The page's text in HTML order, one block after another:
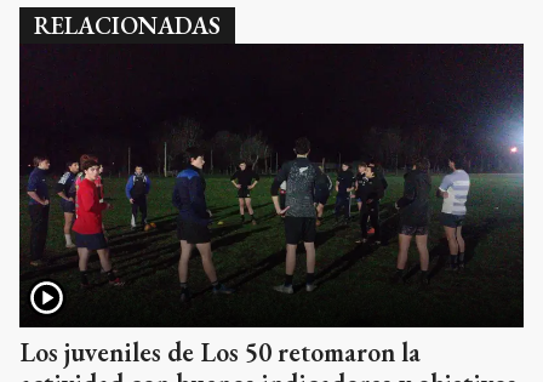
RELACIONADAS
Los juveniles de Los 50 retomaron la